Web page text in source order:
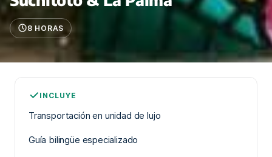
8 HORAS
INCLUYE
Transportación en unidad de lujo
Guía bilingüe especializado